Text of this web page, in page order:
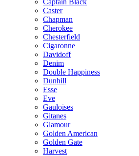
Captain Black
Caster
Chapman
Cherokee
Chesterfield
Cigaronne
Davidoff
Denim
Double Happiness
Dunhill
Esse
Eve
Gauloises
Gitanes
Glamour
Golden American
Golden Gate
Harvest